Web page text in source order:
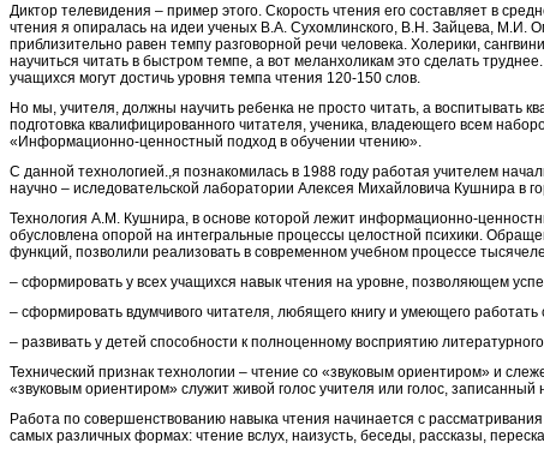
Диктор телевидения – пример этого. Скорость чтения его составляет в
чтения я опиралась на идеи ученых В.А. Сухомлинского, В.Н. Зайцева, М.И.
приблизительно равен темпу разговорной речи человека. Холерики,
научиться читать в быстром темпе, а вот меланхоликам это сделать
учащихся могут достичь уровня темпа чтения 120-150 слов.
Но мы, учителя, должны научить ребенка не просто читать, а воспитывать
подготовка квалифицированного читателя, ученика, владеющего всем
«Информационно-ценностный подход в обучении чтению».
С данной технологией.,я познакомилась в 1988 году работая учителем
научно – иследовательской лаборатории Алексея Михайловича Кушнира в
Технология А.М. Кушнира, в основе которой лежит информационно-
обусловлена опорой на интегральные процессы целостной психики.
функций, позволили реализовать в современном учебном процессе
– сформировать у всех учащихся навык чтения на уровне, позволяющем
– сформировать вдумчивого читателя, любящего книгу и умеющего работать
– развивать у детей способности к полноценному восприятию литературного
Технический признак технологии – чтение со «звуковым ориентиром» и
«звуковым ориентиром» служит живой голос учителя или голос, записанный
Работа по совершенствованию навыка чтения начинается с
самых различных формах: чтение вслух, наизусть, беседы, рассказы,